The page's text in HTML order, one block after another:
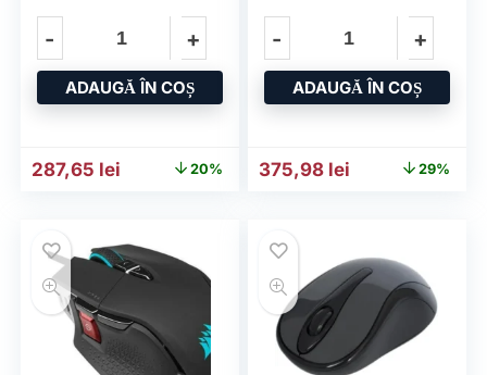
PAW3395 –
rezolutie maxima
ADAUGĂ ÎN COȘ
Prețul inițial a fost: 357,57 lei.
287,65 lei Prețul curent este: 287,65 lei.
20%
ADAUGĂ ÎN COȘ
Prețul inițial a fost:
375,98 lei Prețul curent
29%